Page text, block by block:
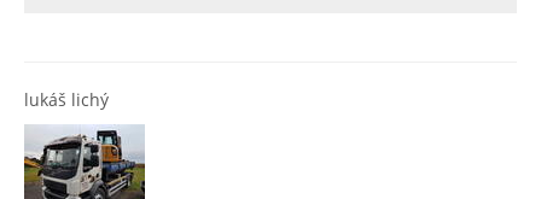
lukáš lichý